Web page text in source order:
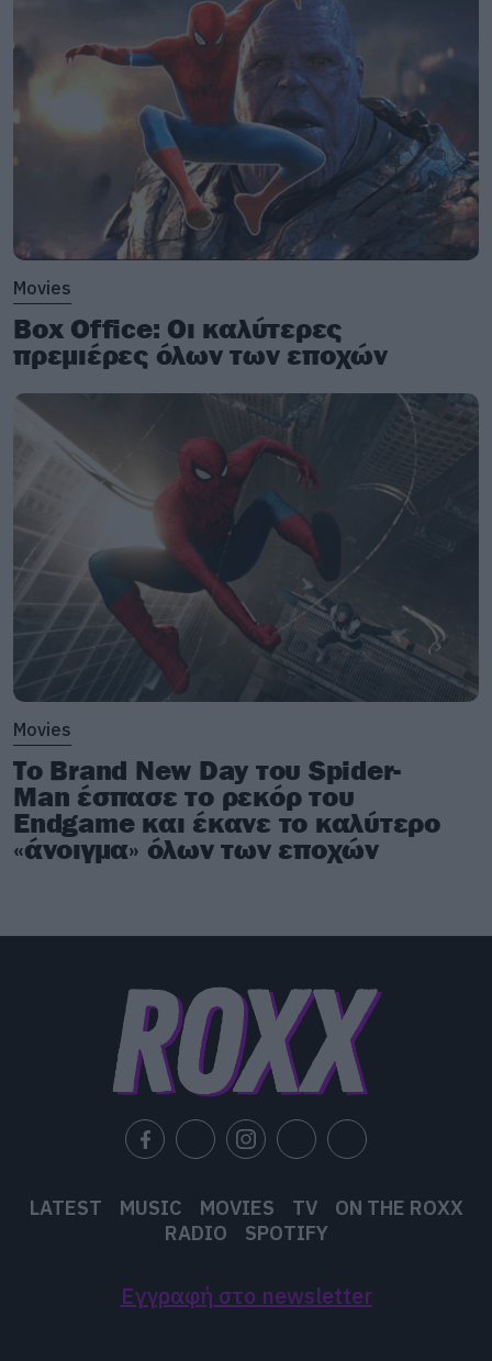
Movies
Box Office: Οι καλύτερες
πρεμιέρες όλων των εποχών
Movies
Το Brand New Day του Spider-
Man έσπασε το ρεκόρ του
Endgame και έκανε το καλύτερο
«άνοιγμα» όλων των εποχών
LATEST MUSIC MOVIES TV
ON THE ROXX
RADIO
SPOTIFY
Εγγραφή στο newsletter